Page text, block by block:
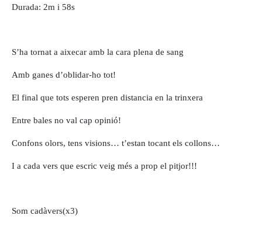
Durada: 2m i 58s
S’ha tornat a aixecar amb la cara plena de sang
Amb ganes d’oblidar-ho tot!
El final que tots esperen pren distancia en la trinxera
Entre bales no val cap opinió!
Confons olors, tens visions… t’estan tocant els collons…
I a cada vers que escric veig més a prop el pitjor!!!
Som cadàvers(x3)